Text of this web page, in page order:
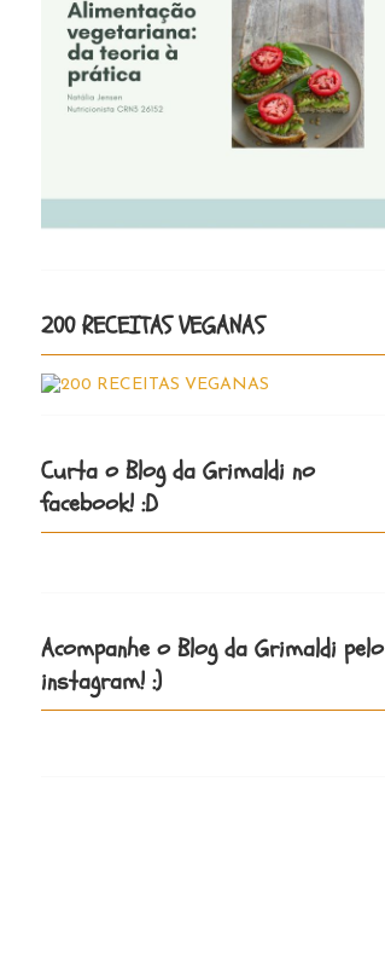
200 RECEITAS VEGANAS
Curta o Blog da Grimaldi no
facebook! :D
Acompanhe o Blog da Grimaldi pelo
instagram! :)